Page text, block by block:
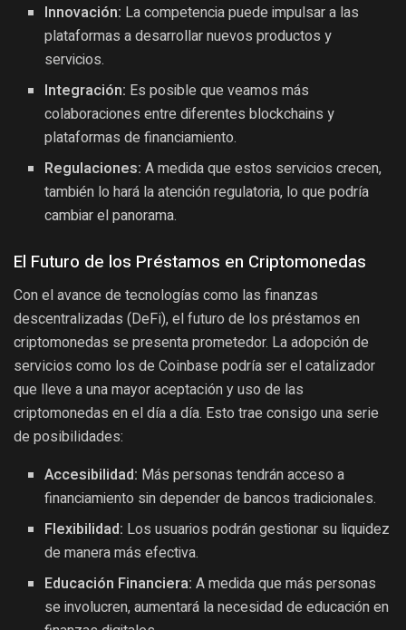
Innovación: La competencia puede impulsar a las
plataformas a desarrollar nuevos productos y
servicios.
Integración: Es posible que veamos más
colaboraciones entre diferentes blockchains y
plataformas de financiamiento.
Regulaciones: A medida que estos servicios crecen,
también lo hará la atención regulatoria, lo que podría
cambiar el panorama.
El Futuro de los Préstamos en Criptomonedas
Con el avance de tecnologías como las finanzas
descentralizadas (DeFi), el futuro de los préstamos en
criptomonedas se presenta prometedor. La adopción de
servicios como los de Coinbase podría ser el catalizador
que lleve a una mayor aceptación y uso de las
criptomonedas en el día a día. Esto trae consigo una serie
de posibilidades:
Accesibilidad: Más personas tendrán acceso a
financiamiento sin depender de bancos tradicionales.
Flexibilidad: Los usuarios podrán gestionar su liquidez
de manera más efectiva.
Educación Financiera: A medida que más personas
se involucren, aumentará la necesidad de educación en